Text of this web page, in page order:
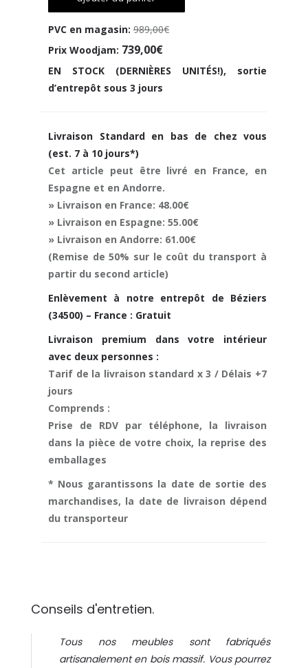
PVC en magasin: 989,00€
Prix Woodjam: 739,00€
EN STOCK (DERNIÈRES UNITÉS!), sortie
d’entrepôt sous 3 jours
Livraison Standard en bas de chez vous
(est. 7 à 10 jours*)
Cet article peut être livré en France, en
Espagne et en Andorre.
» Livraison en France: 48.00€
» Livraison en Espagne: 55.00€
» Livraison en Andorre: 61.00€
(Remise de 50% sur le coût du transport à
partir du second article)
Enlèvement à notre entrepôt de Béziers
(34500) – France : Gratuit
Livraison premium dans votre intérieur
avec deux personnes :
Tarif de la livraison standard x 3 / Délais +7
jours
Comprends :
Prise de RDV par téléphone, la livraison
dans la pièce de votre choix, la reprise des
emballages
* Nous garantissons la date de sortie des
marchandises, la date de livraison dépend
du transporteur
Conseils d'entretien.
Tous nos meubles sont fabriqués
artisanalement en bois massif. Vous pourrez